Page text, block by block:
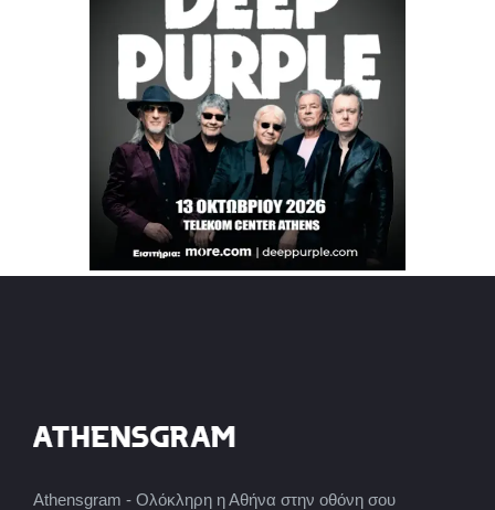
Athensgram - Ολόκληρη η Αθήνα στην οθόνη σου